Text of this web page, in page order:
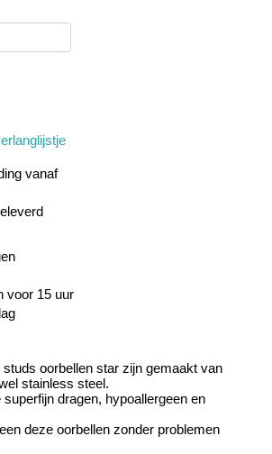
vanaf
voor 15 uur
oorbellen star zijn gemaakt van
stainless steel.
dragen, hypoallergeen en
deze oorbellen zonder problemen